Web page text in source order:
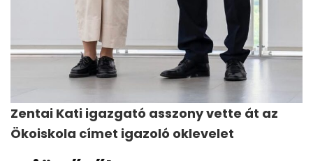
Zentai Kati igazgató asszony vette át az
Ökoiskola címet igazoló oklevelet